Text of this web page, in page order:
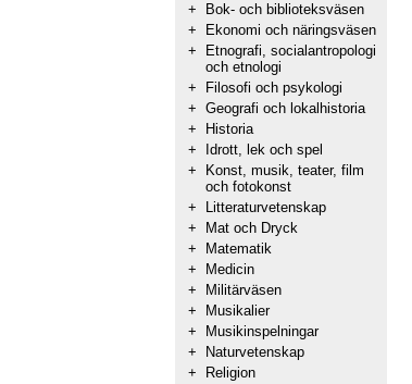
+
Bok- och biblioteksväsen
+
Ekonomi och näringsväsen
+
Etnografi, socialantropologi
och etnologi
+
Filosofi och psykologi
+ Geografi och lokalhistoria
+
Historia
+
Idrott, lek och spel
+
Konst, musik, teater, film
och fotokonst
+
Litteraturvetenskap
+
Mat och Dryck
+
Matematik
+
Medicin
+
Militärväsen
+
Musikalier
+
Musikinspelningar
+
Naturvetenskap
+
Religion